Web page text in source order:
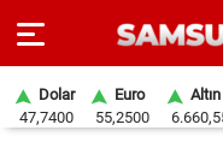
Dolar
47,7400
Euro
55,2500
Altın